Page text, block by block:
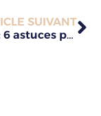
SUIVANT
Solitude : 6 astuces pour apprécier sa propre compagnie